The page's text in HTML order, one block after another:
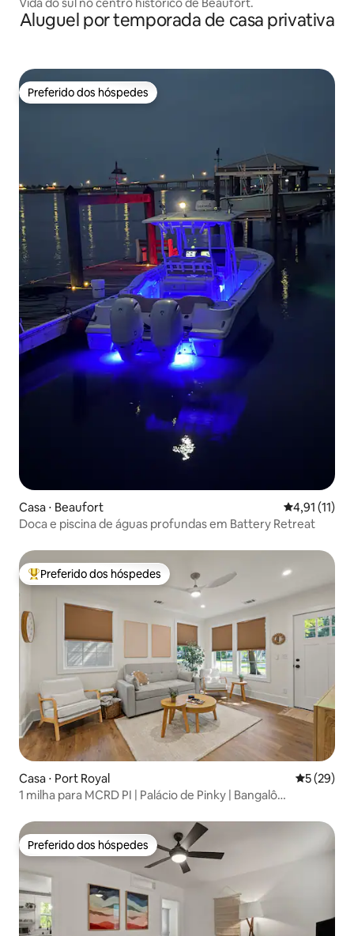
Aluguel por temporada de casa privativa
Preferido dos hóspedes
Preferido dos hóspedes
Casa ⋅ Beaufort 4,91 de uma
4,91 (11)
Doca e piscina de águas profundas em Battery Retreat
Entre os melhores preferidos dos hóspedes
Preferido dos hóspedes
Casa ⋅ Port Royal 5 de uma
5 (29)
1 milha para MCRD PI | Palácio de Pinky | Bangalô
Preferido dos hóspedes
Preferido dos hóspedes